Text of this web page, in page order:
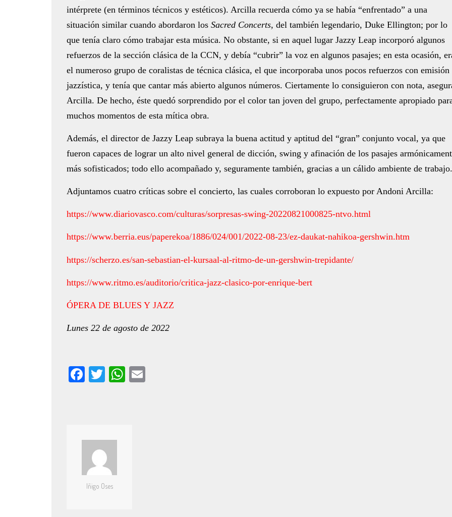
intérprete (en términos técnicos y estéticos). Arcilla recuerda cómo ya se había “enfrentado” a una
situación similar cuando abordaron los Sacred Concerts, del también legendario, Duke Ellington; por lo
que tenía claro cómo trabajar esta música. No obstante, si en aquel lugar Jazzy Leap incorporó algunos
refuerzos de la sección clásica de la CCN, y debía “cubrir” la voz en algunos pasajes; en esta ocasión,
el numeroso grupo de coralistas de técnica clásica, el que incorporaba unos pocos refuerzos con emisión
jazzística, y tenía que cantar más abierto algunos números. Ciertamente lo consiguieron con nota,
Arcilla. De hecho, éste quedó sorprendido por el color tan joven del grupo, perfectamente apropiado
muchos momentos de esta mítica obra.
Además, el director de Jazzy Leap subraya la buena actitud y aptitud del “gran” conjunto vocal, ya que
fueron capaces de lograr un alto nivel general de dicción, swing y afinación de los pasajes
más sofisticados; todo ello acompañado y, seguramente también, gracias a un cálido ambiente de trabajo.
Adjuntamos cuatro críticas sobre el concierto, las cuales corroboran lo expuesto por Andoni Arcilla:
https://www.diariovasco.com/culturas/sorpresas-swing-20220821000825-ntvo.html
https://www.berria.eus/paperekoa/1886/024/001/2022-08-23/ez-daukat-nahikoa-gershwin.htm
https://scherzo.es/san-sebastian-el-kursaal-al-ritmo-de-un-gershwin-trepidante/
https://www.ritmo.es/auditorio/critica-jazz-clasico-por-enrique-bert
ÓPERA DE BLUES Y JAZZ
Lunes 22 de agosto de 2022
Facebook
TwitterWhatsApp
Iñigo Oses